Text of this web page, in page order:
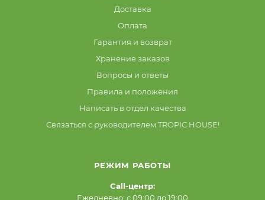
Доставка
Оплата
Гарантия и возврат
Хранение заказов
Вопросы и ответы
Правила и положения
Написать в отдел качества
Связаться с руководителем TROPIC HOUSE!
РЕЖИМ РАБОТЫ
Call-центр:
Ежедневно: с 09:00 до 19:00